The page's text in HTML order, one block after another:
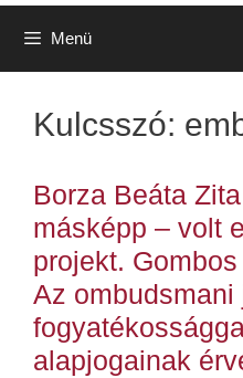
Menü
Kulcsszó:
Borza Beáta
másképp – volt
projekt.
Az
alapjogainak